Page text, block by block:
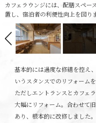
カフェラウンジには、配膳スペー
置し、宿泊者の利便性向上を図り
基本的には過度な修繕を控え
いうスタンスでのリフォームを
ただしエントランスとカフェ
大幅にリフォーム。合わせて
あり、根本的に改修しました。